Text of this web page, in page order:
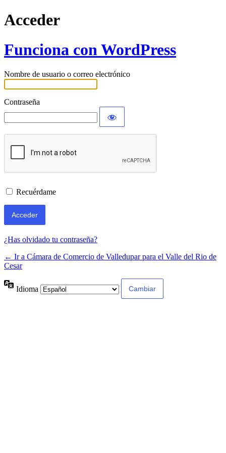
Acceder
Funciona con WordPress
Nombre de usuario o correo electrónico
Contraseña
Recuérdame
¿Has olvidado tu contraseña?
← Ir a Cámara de Comercio de Valledupar para el Valle del Rio de
Cesar
Idioma